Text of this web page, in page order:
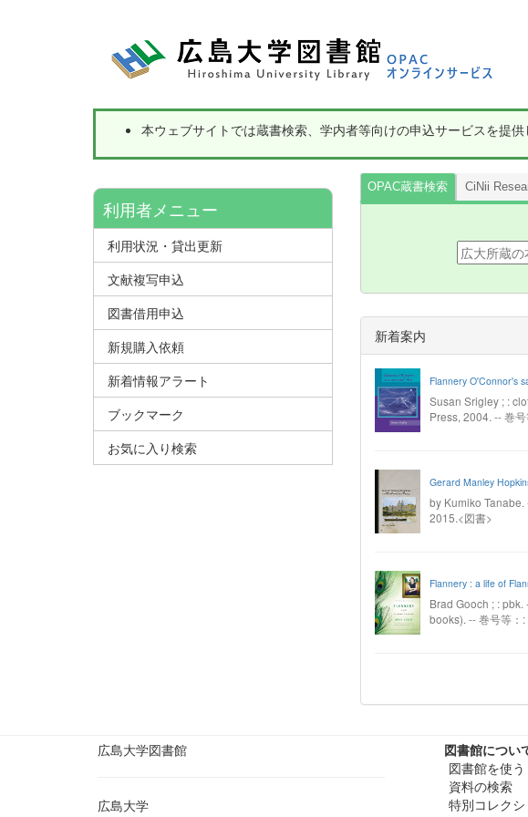
本ウェブサイトでは蔵書検索、学内者等向けの申込サービスを提
OPAC蔵書検索 CiNii
新着案内
Flannery O'Connor's
Susan Srigley ; :
Press, 2004. -- 巻
Gerard Manley
by Kumiko
2015.<図書>
Flannery : a life of
Brad Gooch ; :
books). -- 巻号等：:
利用者メニュー
利用状況・貸出更新
文献複写申込
図書借用申込
新規購入依頼
新着情報アラート
ブックマーク
お気に入り検索
広島大学図書館
広島大学
図書館につい
図書館を使う
資料の検索
特別コレクシ